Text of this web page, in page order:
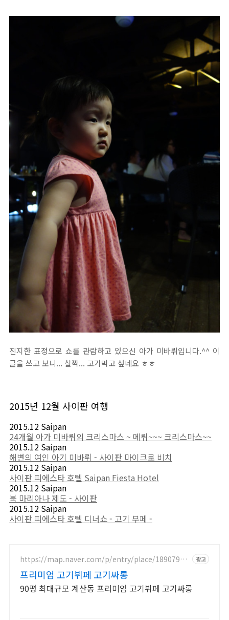
진지한 표정으로 쇼를 관람하고 있으신 아가 미바뤼입니다.^^ 이
글을 쓰고 보니... 살짝... 고기먹고 싶네요 ㅎㅎ
2015년 12월 사이판 여행
2015.12 Saipan
24개월 아가 미바뤼의 크리스마스 ~ 메뤼~~~ 크리스마스~~
2015.12 Saipan
해변의 여인 아기 미바뤼 - 사이판 마이크로 비치
2015.12 Saipan
사이판 피에스타 호텔 Saipan Fiesta Hotel
2015.12 Saipan
북 마리아나 제도 - 사이판
2015.12 Saipan
사이판 피에스타 호텔 디너쇼 - 고기 부페 -
https://map.naver.com/p/entry/place/18907900
광고
프리미엄 고기뷔페 고기싸롱
90평 최대규모 계산동 프리미엄 고기뷔페 고기싸롱